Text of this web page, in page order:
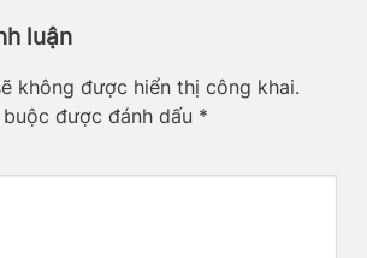
luận
không được hiển thị công khai.
được đánh dấu *